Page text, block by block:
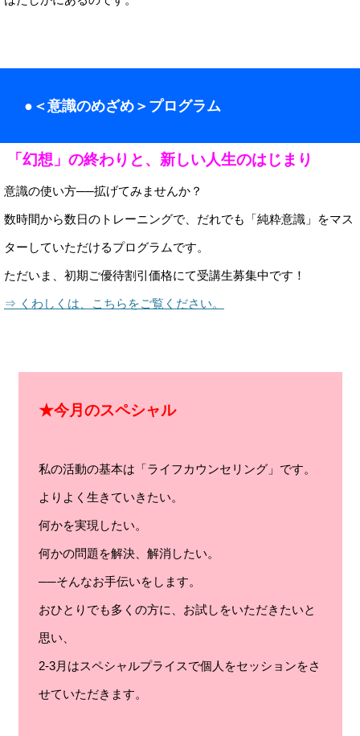
●＜意識のめざめ＞プログラム
「幻想」の終わりと、新しい人生のはじまり
意識の使い方──拡げてみませんか？
数時間から数日のトレーニングで、だれでも「純粋意識」をマス
ターしていただけるプログラムです。
ただいま、初期ご優待割引価格にて受講生募集中です！
⇒ くわしくは、こちらをご覧ください。
★今月のスペシャル
私の活動の基本は「ライフカウンセリング」です。
よりよく生きていきたい。
何かを実現したい。
何かの問題を解決、解消したい。
──そんなお手伝いをします。
おひとりでも多くの方に、お試しをいただきたいと
思い、
2-3月はスペシャルプライスで個人をセッションをさ
せていただきます。